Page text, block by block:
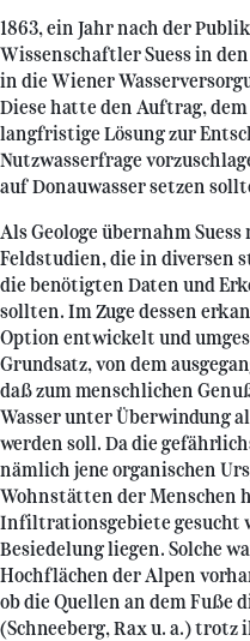
1863, ein Jahr nach der
Wissenschaftler Suess in
in die Wiener
Diese hatte den Auftrag,
langfristige Lösung zur
Nutzwasserfrage
auf Donauwasser setzen
Als Geologe übernahm
Feldstudien, die in diversen
die benötigten Daten und
sollten. Im Zuge dessen
Option entwickelt und
Grundsatz, von dem
daß zum menschlichen
Wasser unter Überwindung
werden soll. Da die
nämlich jene organischen
Wohnstätten der Menschen
Infiltrationsgebiete gesucht
Besiedelung liegen. Solche
Hochflächen der Alpen
ob die Quellen an dem Fuße
(Schneeberg, Rax u. a.)